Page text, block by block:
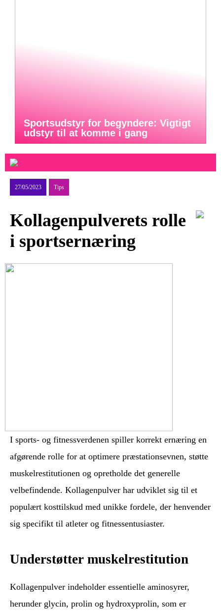
Sportsudstyr for begyndere: Vigtigt
udstyr til at komme i gang
27/05/2023 Tips
Kollagenpulverets rolle
i sportsernæring
I sports- og fitnessverdenen spiller korrekt ernæring en
afgørende rolle for at optimere præstationsevnen, støtte
muskelrestitutionen og opretholde det generelle
velbefindende. Kollagenpulver har udviklet sig til et
populært kosttilskud med unikke fordele, der henvender
sig specifikt til atleter og fitnessentusiaster.
Understøtter muskelrestitution
Kollagenpulver indeholder essentielle aminosyrer,
herunder glycin, prolin og hydroxyprolin, som er